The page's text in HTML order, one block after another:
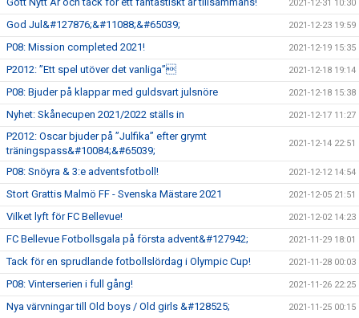
2021-12-31 10:30
God Jul&#127876;&#11088;&#65039; 2021-12-23 19:59
P08: Mission completed 2021! 2021-12-19 15:35
P2012: ”Ett spel utöver det vanliga” 2021-12-18 19:14
P08: Bjuder på klappar med guldsvart julsnöre 2021-12-18 15:38
Nyhet: Skånecupen 2021/2022 ställs in 2021-12-17 11:27
P2012: Oscar bjuder på ”Julfika” efter grymt
träningspass&#10084;&#65039;
2021-12-14 22:51
P08: Snöyra & 3:e adventsfotboll! 2021-12-12 14:54
Stort Grattis Malmö FF - Svenska Mästare 2021 2021-12-05 21:51
Vilket lyft för FC Bellevue! 2021-12-02 14:23
FC Bellevue Fotbollsgala på första advent&#127942; 2021-11-29 18:01
Tack för en sprudlande fotbollslördag i Olympic Cup! 2021-11-28 00:03
P08: Vinterserien i full gång! 2021-11-26 22:25
Nya värvningar till Old boys / Old girls &#128525; 2021-11-25 00:15